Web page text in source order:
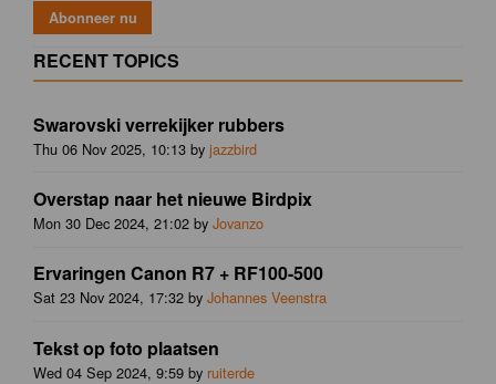
RECENT TOPICS
Swarovski verrekijker rubbers
Thu 06 Nov 2025, 10:13 by jazzbird
Overstap naar het nieuwe Birdpix
Mon 30 Dec 2024, 21:02 by Jovanzo
Ervaringen Canon R7 + RF100-500
Sat 23 Nov 2024, 17:32 by Johannes Veenstra
Tekst op foto plaatsen
Wed 04 Sep 2024, 9:59 by ruiterde